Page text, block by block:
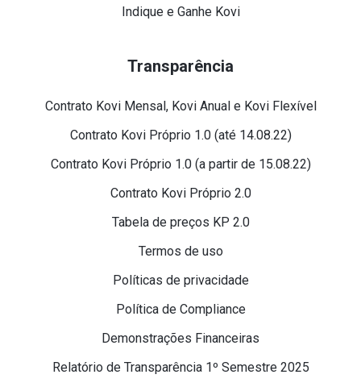
Indique e Ganhe Kovi
Transparência
Contrato Kovi Mensal, Kovi Anual e Kovi Flexível
Contrato Kovi Próprio 1.0 (até 14.08.22)
Contrato Kovi Próprio 1.0 (a partir de 15.08.22)
Contrato Kovi Próprio 2.0
Tabela de preços KP 2.0
Termos de uso
Políticas de privacidade
Política de Compliance
Demonstrações Financeiras
Relatório de Transparência 1º Semestre 2025